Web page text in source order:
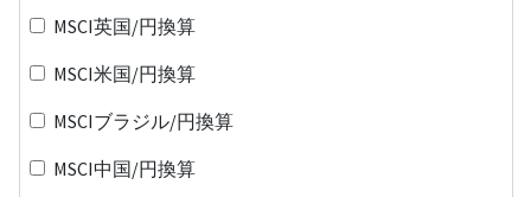
MSCI英国/円換算
MSCI米国/円換算
MSCIブラジル/円換算
MSCI中国/円換算